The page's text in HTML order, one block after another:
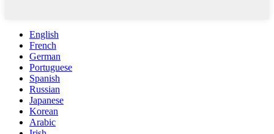
English
French
German
Portuguese
Spanish
Russian
Japanese
Korean
Arabic